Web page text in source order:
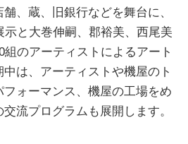
、蔵、旧銀行などを舞台に、
示と大巻伸嗣、郡裕美、西尾美
のアーティストによるアート
は、アーティストや機屋のト
ォーマンス、機屋の工場をめ
流プログラムも展開します。